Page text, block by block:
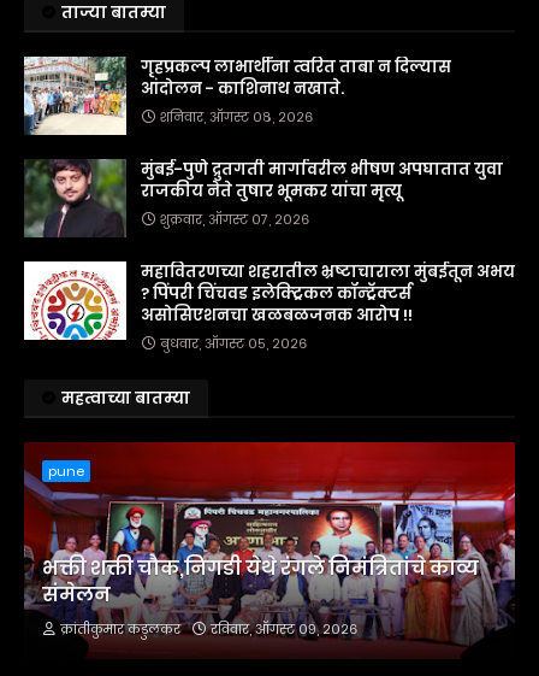
ताज्या बातम्या
गृहप्रकल्प लाभार्थींना त्वरित ताबा न दिल्यास
आंदोलन - काशिनाथ नखाते.
शनिवार, ऑगस्ट ०८, २०२६
मुंबई-पुणे द्रुतगती मार्गावरील भीषण अपघातात युवा
राजकीय नेते तुषार भूमकर यांचा मृत्यू
शुक्रवार, ऑगस्ट ०७, २०२६
महावितरणच्या शहरातील भ्रष्टाचाराला मुंबईतून अभय
? पिंपरी चिंचवड इलेक्ट्रिकल कॉन्ट्रॅक्टर्स
असोसिएशनचा खळबळजनक आरोप !!
बुधवार, ऑगस्ट ०५, २०२६
महत्वाच्या बातम्या
pune
भक्ती शक्ती चौक,निगडी येथे रंगले निमंत्रितांचे काव्य
संमेलन
क्रांतीकुमार कडुलकर रविवार, ऑगस्ट ०९, २०२६